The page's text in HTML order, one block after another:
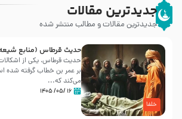
جدیدترین مقالات
جدیدترین مقالات و مطالب منتشر شده
خلفا
حدیث قرطاس (منابع
حدیث قرطاس، یکی از
بر عمر بن خطاب گرفته شده
می‌کند که...
۱۶ /۰۵/ ۱۴۰۵